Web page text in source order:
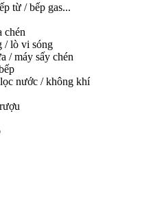
từ / bếp gas...
chén
/ lò vi sóng
/ máy sấy chén
nước / không khí